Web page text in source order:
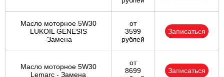
Масло моторное 5W30
LUKOIL GENESIS
-Замена
от
3599
рублей
Записаться
Масло моторное 5W30
Lemarc - Замена
от
8699
Записаться